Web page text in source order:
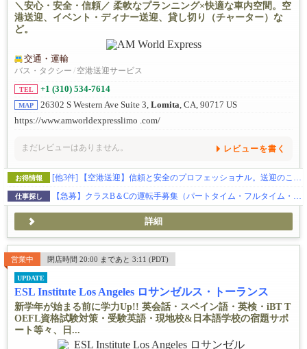
＼安心・安全・信頼／ 柔軟なプランニング×快適な車内空間。空
港送迎、イベント・ディナー送迎、貸し切り（チャーター）な
ど。
交通・運輸
バス・タクシー / 空港送迎サービス
TEL +1 (310) 534-7614
MAP 26302 S Western Ave Suite 3, Lomita, CA, 90717 US
https://www.amworldexpresslimo .com/
まだレビューはありません。 レビューを書く
お得情報 [他3件] 【空港送迎】信頼と安全のプロフェッショナル。送迎のことならお任せを。
仕事探し 【急募】クラスB＆Cの運転手募集（パートタイム・フルタイム・フリーランス）
詳細
営業中 閉店時間 20:00 まであと 3:11 (PDT)
UPDATE
ESL Institute Los Angeles ロサンゼルス・トーランス
新学年が始まる前に学力Up!! 英会話・スペイン語・英検・iBT T
OEFL資格試験対策・受験英語・現地校&日本語学校の宿題サポ
ート等々、日...